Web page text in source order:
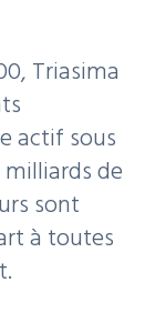
Triasima
actif sous
de
sont
à toutes